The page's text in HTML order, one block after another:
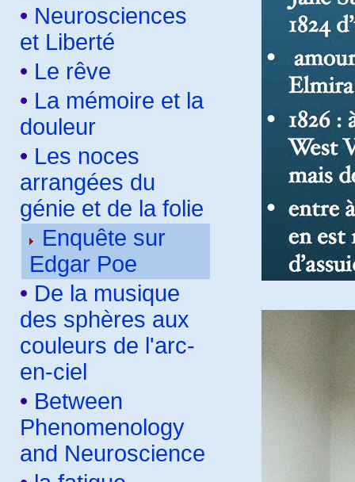
• Neurosciences
et Liberté
• Le rêve
• La mémoire et la
douleur
• Les noces
arrangées du
génie et de la folie
Enquête sur
Edgar Poe
• De la musique
des sphères aux
couleurs de l'arc-
en-ciel
• Between
Phenomenology
and Neuroscience